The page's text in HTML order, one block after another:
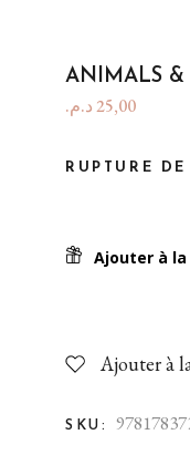
ANIMALS &
25,00د.م.
RUPTURE
Ajouter à
Ajouter à
SKU: